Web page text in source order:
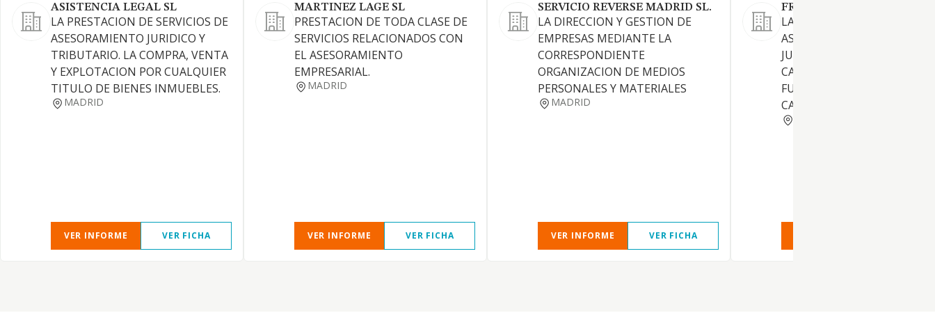
ASISTENCIA LEGAL SL
LA PRESTACION DE SERVICIOS DE
ASESORAMIENTO JURIDICO Y
TRIBUTARIO. LA COMPRA, VENTA
Y EXPLOTACION POR CUALQUIER
TITULO DE BIENES INMUEBLES.
MADRID
VER INFORME VER FICHA
MARTINEZ LAGE SL
PRESTACION DE TODA CLASE DE
SERVICIOS RELACIONADOS CON
EL ASESORAMIENTO
EMPRESARIAL.
MADRID
VER INFORME VER FICHA
SERVICIO REVERSE MADRID SL.
LA DIRECCION Y GESTION DE
EMPRESAS MEDIANTE LA
CORRESPONDIENTE
ORGANIZACION DE MEDIOS
PERSONALES Y MATERIALES
MADRID
VER INFORME VER FICHA
FRAYLEX SL
LA PRESTACION DE
ASESORAMIENTO Y DEFENSA
JURIDICOS EN TODOS LOS
CAMPOS Y
FUNDAMENTALMENTE EN
CAMPO LABORAL Y SOCIAL